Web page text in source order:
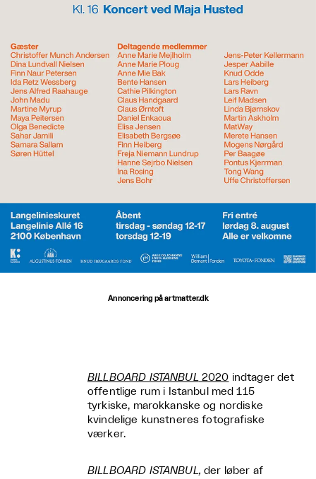
Annoncering på artmatter.dk
BILLBOARD ISTANBUL2020 indtager det
offentlige rum i Istanbul med 115
tyrkiske, marokkanske og nordiske
kvindelige kunstneres fotografiske
værker.
BILLBOARD ISTANBUL, der løber af